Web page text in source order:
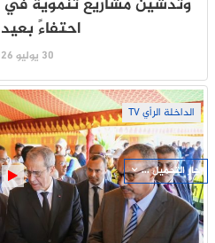
وتدشين مشاريع تنموية في
احتفاءً
30 يوليو 2026
الداخلة الرأي TV
جار التحميل ...